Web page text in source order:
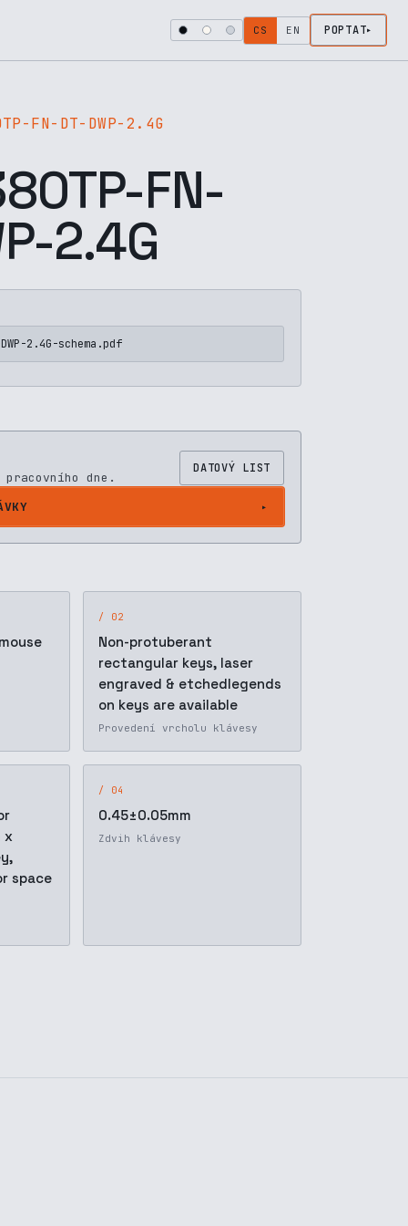
CS EN POPTAT
FN-DT-DWP-2.4G
FN-
2.4G
2.4G-schema.pdf
pracovního dne.
DATOVÝ LIST
/ 02
Non-protuberant
rectangular keys, laser
engraved & etchedlegends
on keys are available
Provedení vrcholu klávesy
x
space
/ 04
0.45±0.05mm
Zdvih klávesy